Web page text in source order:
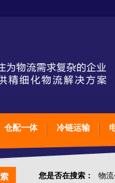
仓配一体 冷链运输
您是否在搜索： 物